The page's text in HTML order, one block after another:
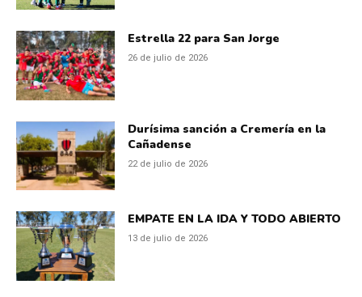
Estrella 22 para San Jorge
26 de julio de 2026
Durísima sanción a Cremería en la
Cañadense
22 de julio de 2026
EMPATE EN LA IDA Y TODO ABIERTO
13 de julio de 2026